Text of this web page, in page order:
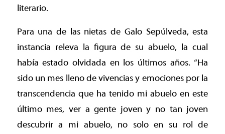
literario.
Para una de las nietas de Galo Sepúlveda, esta
instancia releva la figura de su abuelo, la cual
había estado olvidada en los últimos años. “Ha
sido un mes lleno de vivencias y emociones por la
transcendencia que ha tenido mi abuelo en este
último mes, ver a gente joven y no tan joven
descubrir a mi abuelo, no solo en su rol de